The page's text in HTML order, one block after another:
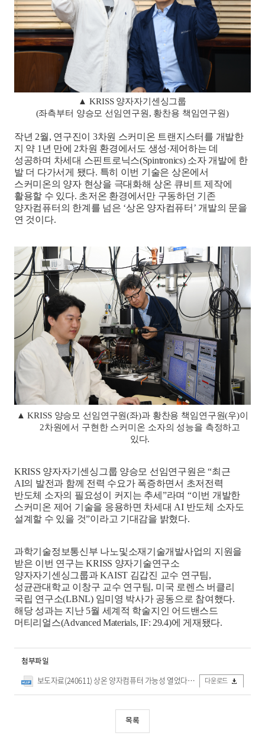
▲KRISS 양자자기센싱그룹
(좌측부터 양승모 선임연구원, 황찬용 책임연구원)
작년 2월, 연구진이 3차원 스커미온 트랜지스터를 개발한
지 약 1 년 만에 2차원 환경에서도 생성·제어하는 데
성공하며 차세대 스핀트로닉스(Spintronics) 소자 개발에 한
발 더 다가서게 됐다. 특히 이번 기술은 상온에서
스커미온의 양자 현상을 극대화해 상온 큐비트 제작에
활용할 수 있다. 초저온 환경에서만 구동하던 기존
양자컴퓨터의 한계를 넘은 ‘상온 양자컴퓨터 ’ 개발의 문을
연 것이다.
▲KRISS 양승모 선임연구원(좌)과 황찬용 책임연구원(우)이
2차원에서 구현한 스커미온 소자의 성능을 측정하고
있다.
KRISS 양자자기센싱그룹 양승모 선임연구원은“최근
AI의 발전과 함께 전력 수요가 폭증하면서 초저전력
반도체 소자의 필요성이 커지는 추세 ”라며 “이번 개발한
스커미온 제어 기술을 응용하면 차세대 AI 반도체 소자도
설계할 수 있을 것”이라고 기대감을 밝혔다.
과학기술정보통신부 나노및소재기술개발사업의 지원을
받은 이번 연구는KRISS 양자기술연구소
양자자기센싱그룹과KAIST 김갑진 교수 연구팀,
성균관대학교 이창구 교수 연구팀, 미국 로렌스 버클리
국립 연구소(LBNL) 임미영 박사가 공동으로 참여했다.
해당 성과는 지난 5월 세계적 학술지인 어드밴스드
머티리얼스(Advanced Materials, IF: 29.4)에 게재됐다.
첨부파일
보도자료(240611) 상온 양자컴퓨터 가능성 열었다… 핵심 기반 기술 확보.hwp 다운로드
목록